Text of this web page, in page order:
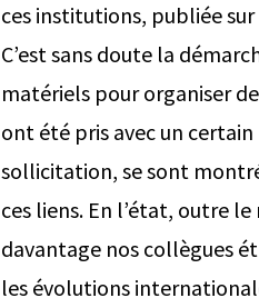
ces institutions, publiée
C’est sans doute la
matériels pour organiser
ont été pris avec un
sollicitation, se sont
ces liens. En l’état, outre
davantage nos collègues
les évolutions